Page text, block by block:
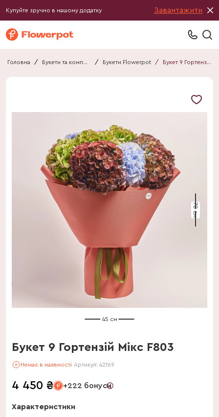
Купуйте зручно в нашому додатку Завантажити
Головна / Букети та композиції / Букети Flowerpot / Букет 9 Гортензій Мікс F803
70 см
45 см
Букет 9 Гортензій Мікс F803
Немає в наявності Артикул: 42169
4 450 ₴ +222 бонуси
Характеристики